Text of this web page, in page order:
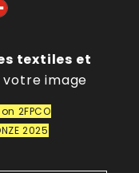
textiles et
votre image
2FPCO
2025